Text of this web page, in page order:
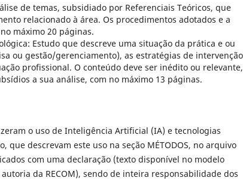
de temas, subsidiado por Referenciais Teóricos, que
relacionado à área. Os procedimentos adotados e a
máximo 20 páginas.
Estudo que descreve uma situação da prática e ou
ou gestão/gerenciamento), as estratégias de
profissional. O conteúdo deve ser inédito ou relevante,
a sua análise, com no máximo 13 páginas.
o uso de Inteligência Artificial (IA) e tecnologias
descrevam este uso na seção MÉTODOS, no arquivo
com uma declaração (texto disponível no modelo
da RECOM), sendo de inteira responsabilidade dos